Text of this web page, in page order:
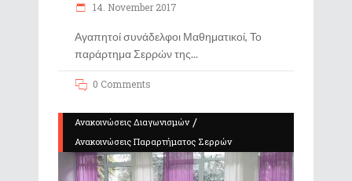
14. November 2017
Αγαπητοί συνάδελφοι Μαθηματικοί, Το
παράρτημα Σερρών της
0 Comments
Ανακοινώσεις Διαγωνισμών/
Ανακοινώσεις Παραρτήματος Σερρών